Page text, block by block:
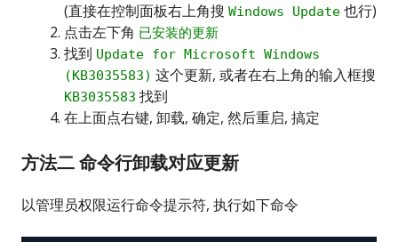
(直接在控制面板右上角搜 Windows Update 也行)
点击左下角 已安装的更新
找到 Update for Microsoft Windows
(KB3035583) 这个更新, 或者在右上角的输入框搜
KB3035583 找到
在上面点右键, 卸载, 确定, 然后重启, 搞定
方法二 命令行卸载对应更新
以管理员权限运行命令提示符, 执行如下命令